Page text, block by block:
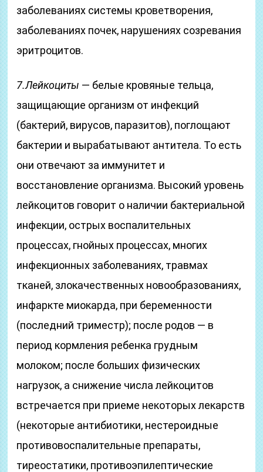
заболеваниях системы кроветворения,
заболеваниях почек, нарушениях созревания
эритроцитов.
7.Лейкоциты — белые кровяные тельца,
защищающие организм от инфекций
(бактерий, вирусов, паразитов), поглощают
бактерии и вырабатывают антитела. То есть
они отвечают за иммунитет и
восстановление организма. Высокий уровень
лейкоцитов говорит о наличии бактериальной
инфекции, острых воспалительных
процессах, гнойных процессах, многих
инфекционных заболеваниях, травмах
тканей, злокачественных новообразованиях,
инфаркте миокарда, при беременности
(последний триместр); после родов — в
период кормления ребенка грудным
молоком; после больших физических
нагрузок, а снижение числа лейкоцитов
встречается при приеме некоторых лекарств
(некоторые антибиотики, нестероидные
противовоспалительные препараты,
тиреостатики, противоэпилептические